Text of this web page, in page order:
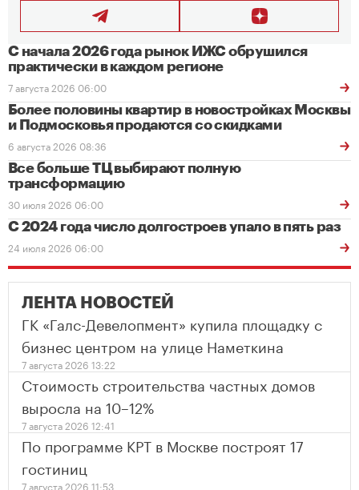
С начала 2026 года рынок ИЖС обрушился
практически в каждом регионе
7 августа 2026 06:00
Более половины квартир в новостройках Москвы
и Подмосковья продаются со скидками
6 августа 2026 08:36
Все больше ТЦ выбирают полную
трансформацию
30 июля 2026 06:00
С 2024 года число долгостроев упало в пять раз
24 июля 2026 06:00
ЛЕНТА НОВОСТЕЙ
ГК «Галс-Девелопмент» купила площадку с
бизнес центром на улице Наметкина
7 августа 2026 13:22
Стоимость строительства частных домов
выросла на 10–12%
7 августа 2026 12:41
По программе КРТ в Москве построят 17
гостиниц
7 августа 2026 11:53